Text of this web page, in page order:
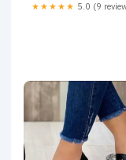
★★★★★ 5.0 (9